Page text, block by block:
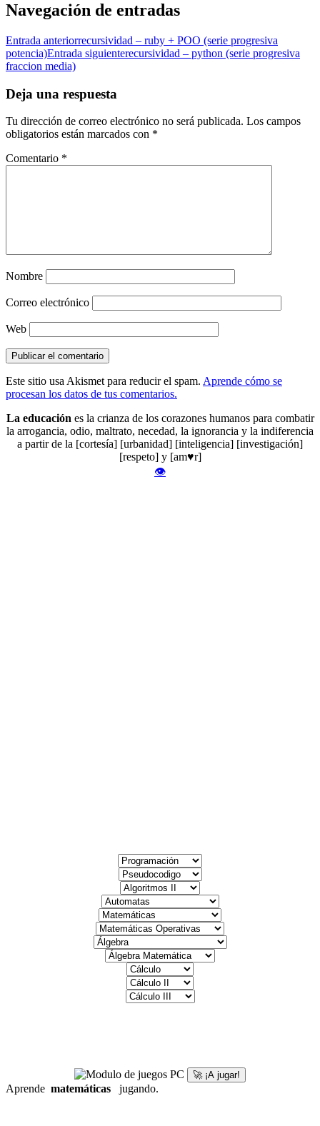
Navegación de entradas
Entrada anteriorrecursividad – ruby + POO (serie progresiva
potencia)Entrada siguienterecursividad – python (serie progresiva
fraccion media)
Deja una respuesta
Tu dirección de correo electrónico no será publicada. Los campos
obligatorios están marcados con *
Comentario *
Nombre
Correo electrónico
Web
Este sitio usa Akismet para reducir el spam. Aprende cómo se
procesan los datos de tus comentarios.
La educaciónes la crianza de los corazones humanos para combatir
la arrogancia, odio, maltrato, necedad, la ignorancia y la indiferencia
a partir de la [cortesía] [urbanidad] [inteligencia] [investigación]
[respeto] y [am♥r]
👁
🚀 ¡A jugar!
Aprende matemáticas jugando.